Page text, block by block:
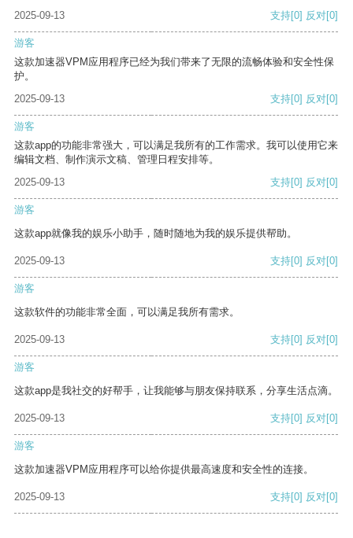
2025-09-13 支持[0] 反对[0]
游客
这款加速器VPM应用程序已经为我们带来了无限的流畅体验和安全性保
护。
2025-09-13
支持[0] 反对[0]
游客
这款app的功能非常强大，可以满足我所有的工作需求。我可以使用它来
编辑文档、制作演示文稿、管理日程安排等。
2025-09-13
支持[0] 反对[0]
游客
这款app就像我的娱乐小助手，随时随地为我的娱乐提供帮助。
2025-09-13 支持[0] 反对[0]
游客
这款软件的功能非常全面，可以满足我所有需求。
2025-09-13 支持[0] 反对[0]
游客
这款app是我社交的好帮手，让我能够与朋友保持联系，分享生活点滴。
2025-09-13 支持[0] 反对[0]
游客
这款加速器VPM应用程序可以给你提供最高速度和安全性的连接。
2025-09-13 支持[0] 反对[0]